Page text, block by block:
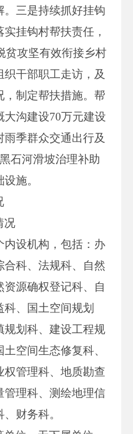
。三是持续抓好挂钩
挂钩村帮扶责任，
贫攻坚有效衔接乡村
干部职工走访，及
，制定帮扶措施。帮
大沟建设70万元建设
季群众交通出行及
石河滑坡治理补助
施。
况
内设机构，包括：办
合科、法规科、自然
源确权登记科、自
、国土空间规划
规划科、建设工程规
空间生态修复科、
权管理科、地质勘查
管理科、测绘地理信
财务科。